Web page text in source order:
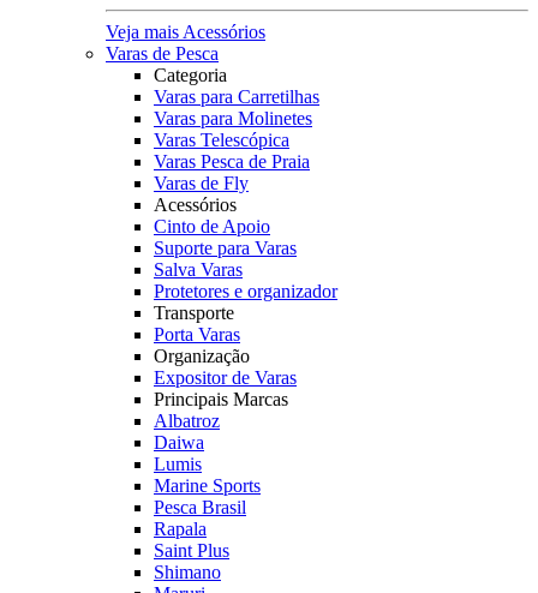
Veja mais Acessórios
Varas de Pesca
Categoria
Varas para Carretilhas
Varas para Molinetes
Varas Telescópica
Varas Pesca de Praia
Varas de Fly
Acessórios
Cinto de Apoio
Suporte para Varas
Salva Varas
Protetores e organizador
Transporte
Porta Varas
Organização
Expositor de Varas
Principais Marcas
Albatroz
Daiwa
Lumis
Marine Sports
Pesca Brasil
Rapala
Saint Plus
Shimano